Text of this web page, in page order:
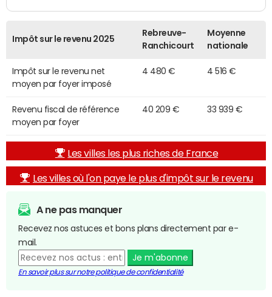
Impôt sur le revenu 2025
Rebreuve-
Ranchicourt
Moyenne
nationale
Impôt sur le revenu net
moyen par foyer imposé
4 480 € 4 516 €
Revenu fiscal de référence
moyen par foyer
40 209 € 33 939 €
Les villes les plus riches de France
Les villes où l'on paye le plus d'impôt sur le revenu
A ne pas manquer
Recevez nos astuces et bons plans directement par e-
mail.
Je m'abonne
En savoir plus sur notre politique de confidentialité